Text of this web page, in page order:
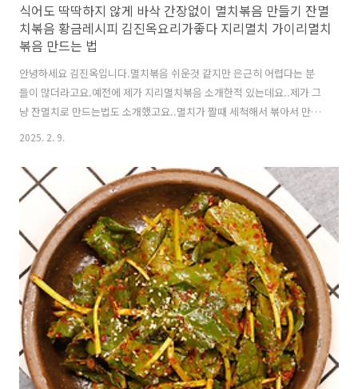
식어도 딱딱하지 않게 바삭 간장없이 멸치볶음 만들기 잔멸
치볶음 황금레시피 김진옥요리가좋다 지리멸치 가이리멸치
볶음 만드는 법
안녕하세요 김진옥입니다.멸치볶음 쉬운것 같지만 은근히 어렵다는 분
들이 많더라고요.예전에 제가 지리멸치볶음 소개한적 있는데요..제가 그
냥 잔멸치로 만드는법도 소개했고요..멸치가 짤때 세척해서 볶아서 만드
는법도 소개했는데요..그냥 세척하지 않은채 볶은 멸치는 식었을때 딱딱
난다는 분들이 계셔서요..어떻게 하면...성공하실수 있게 소개할까해서..
제가 여러종류의 멸치를 구입해서 며칠동안 멸치만 볶아서 소개합니다.
그동안 저는 제 입맛에 딱 맞는 멸치만 구입해서 질 좋은 멸치를 구입하
다보니..여러분들의 애로사항은 제대로 파악을 못한것 같아요...오늘 소
개하는 멸치볶음은 멸치가 짜든 싱겁든...거의 성공하실겁니
다. https://youtu.be/IOF..
2025. 2. 9.